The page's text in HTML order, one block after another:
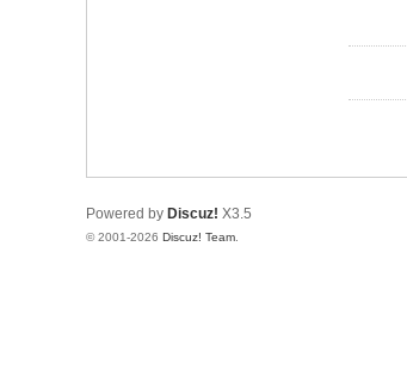
Powered by Discuz! X3.5
© 2001-2026 Discuz! Team